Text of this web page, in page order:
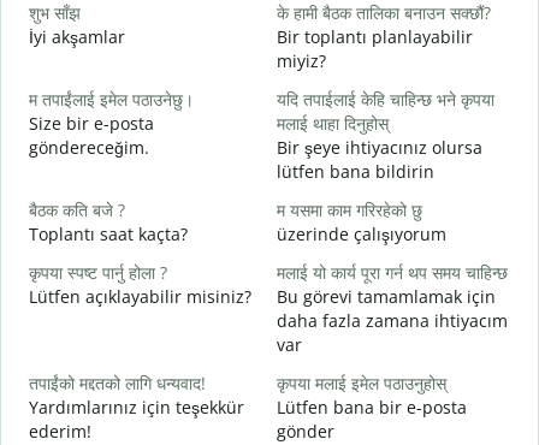
शुभ साँझ
İyi akşamlar
के हामी बैठक तालिका बनाउन सक्छौं?
Bir toplantı planlayabilir
miyiz?
म तपाईंलाई इमेल पठाउनेछु।
Size bir e-posta
göndereceğim.
यदि तपाईलाई केहि चाहिन्छ भने कृपया
मलाई थाहा दिनुहोस्
Bir şeye ihtiyacınız olursa
lütfen bana bildirin
बैठक कति बजे ?
Toplantı saat kaçta?
म यसमा काम गरिरहेको छु
üzerinde çalışıyorum
कृपया स्पष्ट पार्नु होला ?
Lütfen açıklayabilir misiniz?
मलाई यो कार्य पूरा गर्न थप समय चाहिन्छ
Bu görevi tamamlamak için
daha fazla zamana ihtiyacım
var
तपाईंको मद्दतको लागि धन्यवाद!
Yardımlarınız için teşekkür
ederim!
कृपया मलाई इमेल पठाउनुहोस्
Lütfen bana bir e-posta
gönder